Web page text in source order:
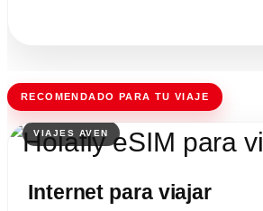
RECOMENDADO PARA TU VIAJE
Internet para viajar